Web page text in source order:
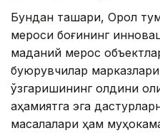
Бундан ташқари, Орол
мероси боғининг
маданий мерос
буюрувчилар
ўзгаришининг олдини
аҳамиятга эга
масалалари ҳам